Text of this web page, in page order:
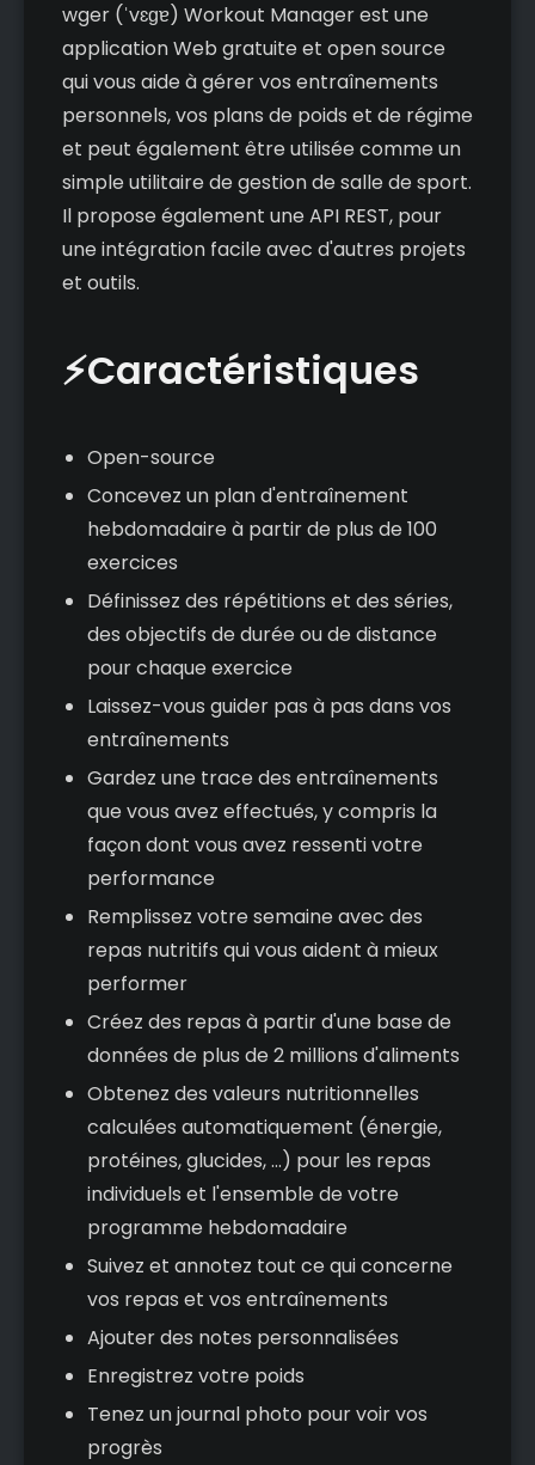
wger (ˈvɛɡɐ) Workout Manager est une
application Web gratuite et open source
qui vous aide à gérer vos entraînements
personnels, vos plans de poids et de régime
et peut également être utilisée comme un
simple utilitaire de gestion de salle de sport.
Il propose également une API REST, pour
une intégration facile avec d'autres projets
et outils.
⚡Caractéristiques
Open-source
Concevez un plan d'entraînement
hebdomadaire à partir de plus de 100
exercices
Définissez des répétitions et des séries,
des objectifs de durée ou de distance
pour chaque exercice
Laissez-vous guider pas à pas dans vos
entraînements
Gardez une trace des entraînements
que vous avez effectués, y compris la
façon dont vous avez ressenti votre
performance
Remplissez votre semaine avec des
repas nutritifs qui vous aident à mieux
performer
Créez des repas à partir d'une base de
données de plus de 2 millions d'aliments
Obtenez des valeurs nutritionnelles
calculées automatiquement (énergie,
protéines, glucides, ...) pour les repas
individuels et l'ensemble de votre
programme hebdomadaire
Suivez et annotez tout ce qui concerne
vos repas et vos entraînements
Ajouter des notes personnalisées
Enregistrez votre poids
Tenez un journal photo pour voir vos
progrès